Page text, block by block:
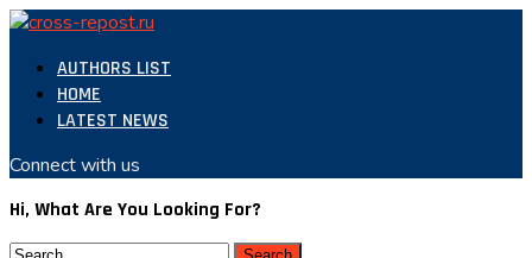
AUTHORS LIST
HOME
LATEST NEWS
Connect with us
Hi, What Are You Looking For?